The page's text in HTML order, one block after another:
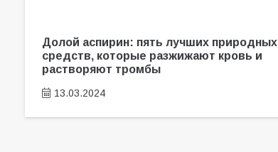
Долой аспирин: пять лучших природных
средств, которые разжижают кровь и
растворяют тромбы
13.03.2024